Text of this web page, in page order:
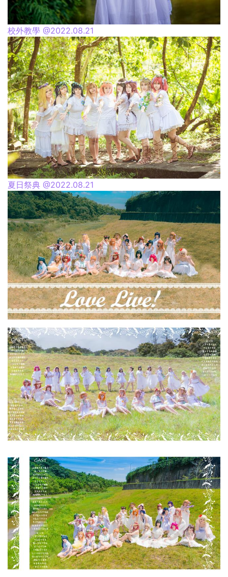
校外教學 @2022.08.21
夏日祭典 @2022.08.21